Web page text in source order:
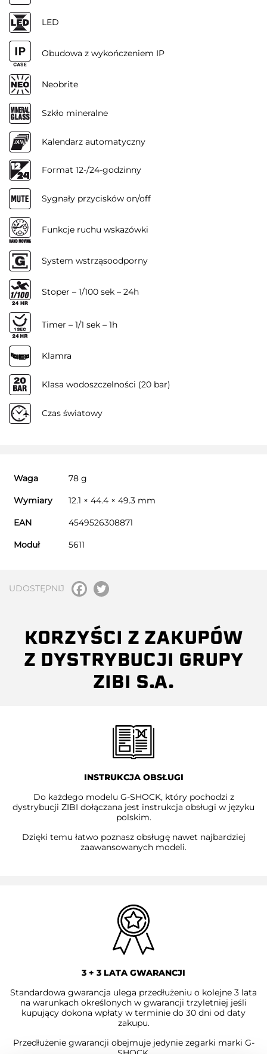
LED
Obudowa z wykończeniem IP
Neobrite
Szkło mineralne
Kalendarz automatyczny
Format 12-/24-godzinny
Sygnały przycisków on/off
Funkcje ruchu wskazówki
System wstrząsoodporny
Stoper – 1/100 sek – 24h
Timer – 1/1 sek – 1h
Klamra
Klasa wodoszczelności (20 bar)
Czas światowy
Waga 78 g
Wymiary 12.1 × 44.4 × 49.3 mm
EAN 4549526308871
Moduł 5611
UDOSTĘPNIJ
KORZYŚCI Z ZAKUPÓW
Z DYSTRYBUCJI GRUPY
ZIBI S.A.
INSTRUKCJA OBSŁUGI
Do każdego modelu G-SHOCK, który pochodzi z
dystrybucji ZIBI dołączana jest instrukcja obsługi w języku
polskim.
Dzięki temu łatwo poznasz obsługę nawet najbardziej
zaawansowanych modeli.
3 + 3 LATA GWARANCJI
Standardowa gwarancja ulega przedłużeniu o kolejne 3 lata
na warunkach określonych w gwarancji trzyletniej jeśli
kupujący dokona wpłaty w terminie do 30 dni od daty
zakupu.
Przedłużenie gwarancji obejmuje jedynie zegarki marki G-